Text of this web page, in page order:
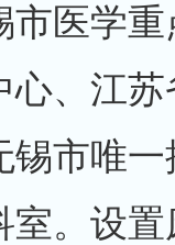
市医学
心、江
锡市唯
室。设